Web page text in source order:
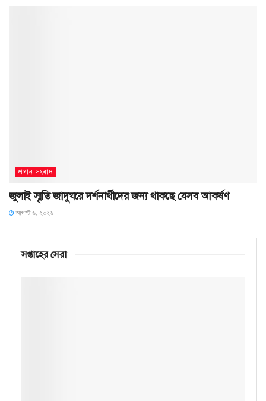
প্রধান সংবাদ
জুলাই স্মৃতি জাদুঘরে দর্শনার্থীদের জন্য থাকছে যেসব আকর্ষণ
আগস্ট ৬, ২০২৬
সপ্তাহের সেরা